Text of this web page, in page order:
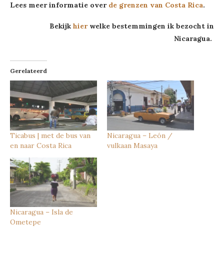
Lees meer informatie over de grenzen van Costa Rica.
Bekijk hierwelke bestemmingen ik bezocht in
Nicaragua.
Gerelateerd
Ticabus | met de bus van
en naar Costa Rica
Nicaragua – León /
vulkaan Masaya
Nicaragua – Isla de
Ometepe